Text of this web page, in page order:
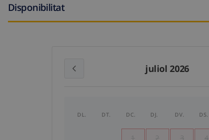
Disponibilitat
juliol 2026
DL. DT. DC. DJ. DV. DS.
1 2 3 4